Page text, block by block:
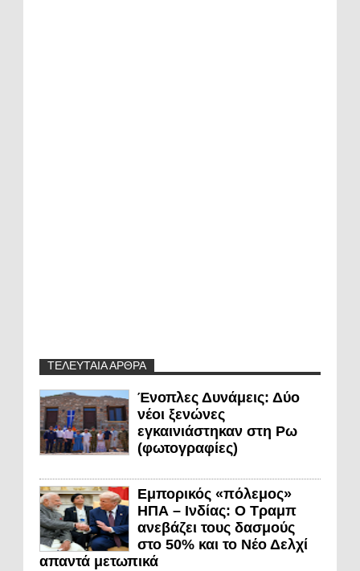
ΤΕΛΕΥΤΑΙΑ ΑΡΘΡΑ
Ένοπλες Δυνάμεις: Δύο
νέοι ξενώνες
εγκαινιάστηκαν στη Ρω
(φωτογραφίες)
Εμπορικός «πόλεμος»
ΗΠΑ – Ινδίας: Ο Τραμπ
ανεβάζει τους δασμούς
στο 50% και το Νέο Δελχί
απαντά μετωπικά